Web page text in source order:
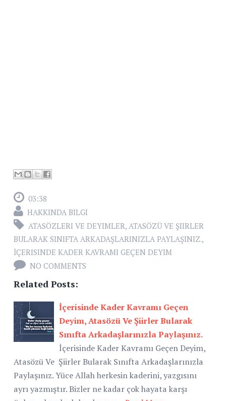
03:38
HAKKINDA BILGI
ATASÖZLERI VE DEYIMLER, ATASÖZÜ VE ŞIIRLER
BULARAK SINIFTA ARKADAŞLARINIZLA PAYLAŞINIZ.,
İÇERISINDE KADER KAVRAMI GEÇEN DEYIM
NO COMMENTS
Related Posts:
İçerisinde Kader Kavramı Geçen
Deyim, Atasözü Ve Şiirler Bularak
Sınıfta Arkadaşlarınızla Paylaşınız.
İçerisinde Kader Kavramı Geçen Deyim,
Atasözü Ve Şiirler Bularak Sınıfta Arkadaşlarınızla
Paylaşınız. Yüce Allah herkesin kaderini, yazgısını
ayrı yazmıştır. Bizler ne kadar çok hayata karşı